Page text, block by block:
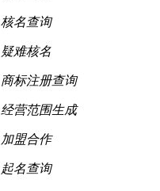
核名查询
疑难核名
商标注册查询
经营范围生成
加盟合作
起名查询